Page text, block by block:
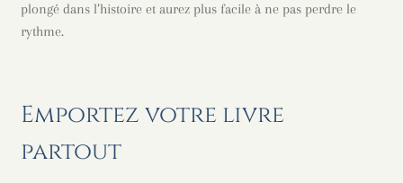
plongé dans l’histoire et aurez plus facile à ne pas perdre le
rythme.
Emportez votre livre
partout